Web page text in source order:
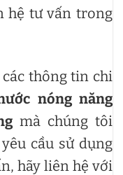
hệ tư vấn trong
thông tin chi
nóng năng
mà chúng tôi
cầu sử dụng
hãy liên hệ với